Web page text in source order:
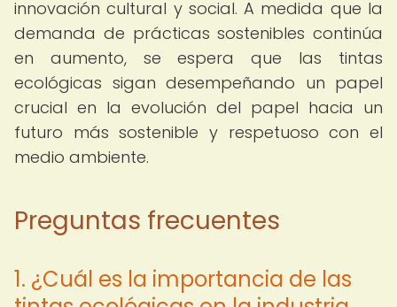
innovación cultural y social. A medida que la
demanda de prácticas sostenibles continúa
en aumento, se espera que las tintas
ecológicas sigan desempeñando un papel
crucial en la evolución del papel hacia un
futuro más sostenible y respetuoso con el
medio ambiente.
Preguntas frecuentes
1. ¿Cuál es la importancia de las